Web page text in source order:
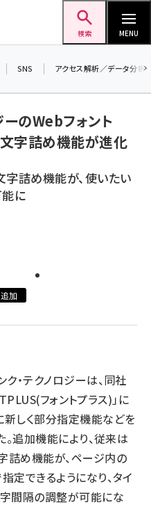
検索 MENU
SNS アクセス解析／データ分析
ーのWebフォント
文字詰め機能が進化
詰め機能が、使いたい
に
加
ク・テクノロジーは、同社
フォントプラス)」に
しく部分指定機能などを
追加機能により、従来は
詰め機能が、ページ内の
定できるようになり、タイ
字間隔の調整が可能にな